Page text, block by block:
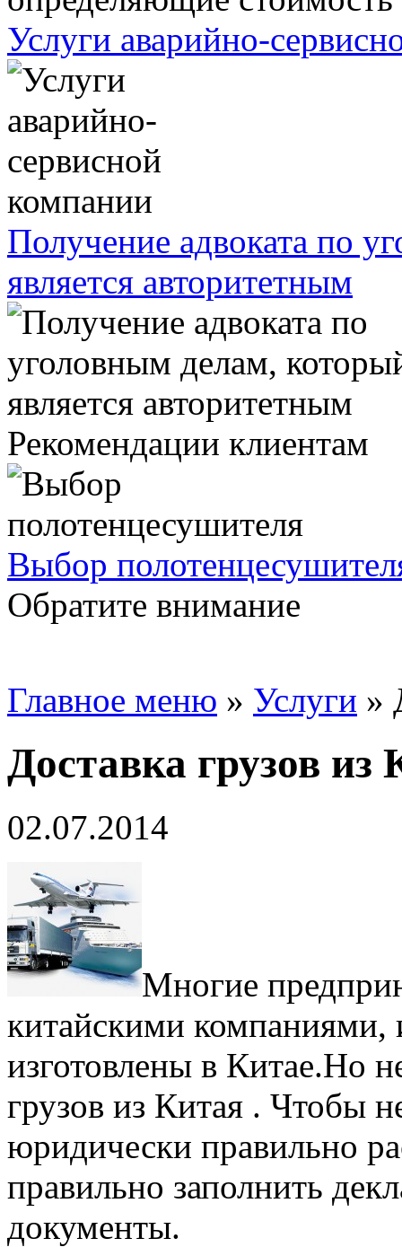
Услуги аварийно-
Получение адвоката по
является авторитетным
Рекомендации клиентам
Выбор
Обратите внимание
Главное меню » Услуги »
Доставка грузов из
02.07.2014
Многие
китайскими компаниями,
изготовлены в Китае.Но
грузов из Китая . Чтобы
юридически правильно
правильно заполнить
документы.